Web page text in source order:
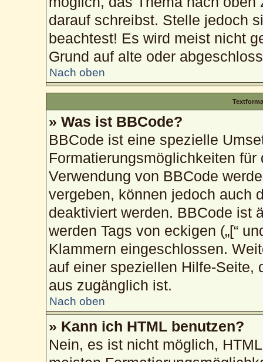
darauf schreibst. Stelle jedoch
beachtest! Es wird meist nicht
Grund auf alte oder
Nach oben
» Was ist BBCode?
BBCode ist eine spezielle
Formatierungsmöglichkeiten
Verwendung von BBCode
vergeben, können jedoch auch
deaktiviert werden. BBCode ist
werden Tags von eckigen („[“
Klammern eingeschlossen.
auf einer speziellen Hilfe-Seite,
aus zugänglich ist.
Nach oben
» Kann ich HTML benutzen?
Nein, es ist nicht möglich,